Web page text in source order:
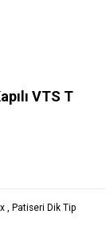
VTS T
Patiseri Dik Tip